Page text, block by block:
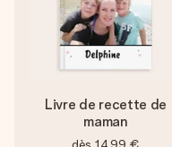
Livre de recette de
maman